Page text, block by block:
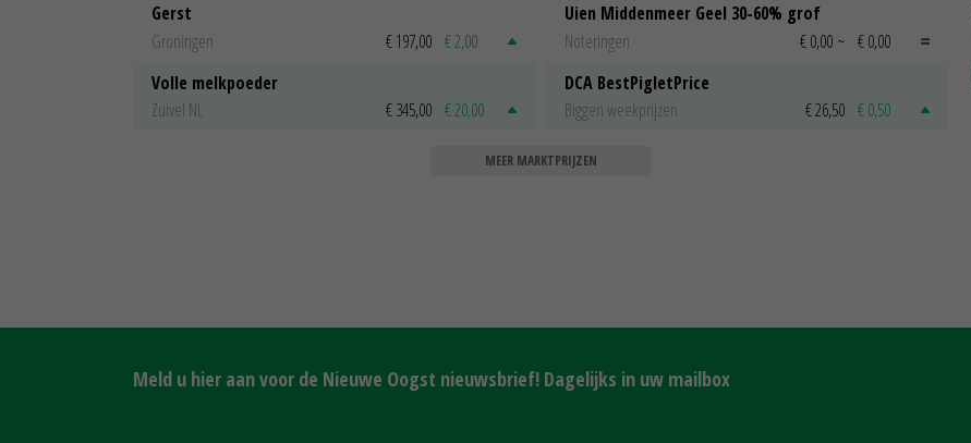
Gerst
Groningen
€ 197,00 € 2,00
Volle melkpoeder
Zuivel NL
€ 345,00 € 20,00
Uien Middenmeer Geel 30-60% grof
Noteringen
€ 0,00 ~ € 0,00
DCA BestPigletPrice
Biggen weekprijzen
€ 26,50 € 0,50
MEER MARKTPRIJZEN
Meld u hier aan voor de Nieuwe Oogst nieuwsbrief! Dagelijks in uw mailbox